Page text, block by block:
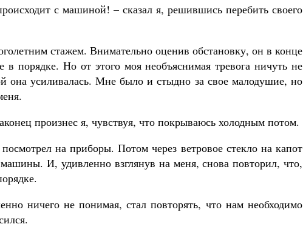
с машиной! – сказал я, решившись перебить своего
стажем. Внимательно оценив обстановку, он в конце
в порядке. Но от этого моя необъяснимая тревога ничуть не
она усиливалась. Мне было и стыдно за свое малодушие, но
произнес я, чувствуя, что покрываюсь холодным потом.
на приборы. Потом через ветровое стекло на капот
И, удивленно взглянув на меня, снова повторил, что,
ничего не понимая, стал повторять, что нам необходимо